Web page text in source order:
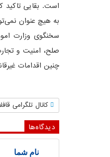
است. بقایی تاکید
به هیچ عنوان
سخنگوی وزارت
صلح، امنیت و
چنین اقدامات
کانال تلگرامی
دیدگاه‌ها
نام شما